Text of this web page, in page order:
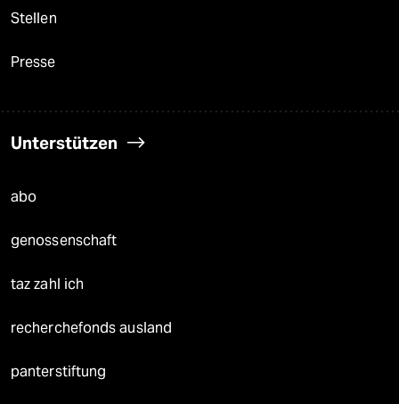
Stellen
Presse
Unterstützen
abo
genossenschaft
taz zahl ich
recherchefonds ausland
panterstiftung